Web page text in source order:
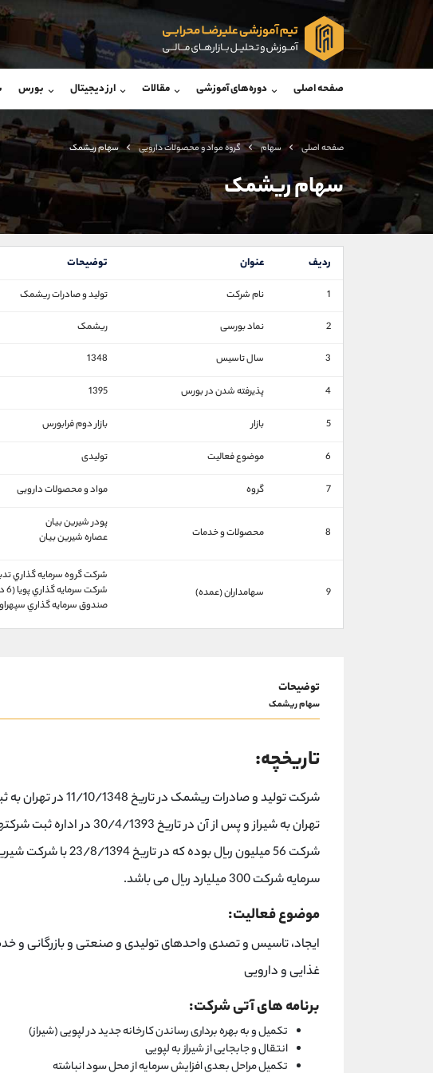
صفحه اصلی دوره‌های آموزشی مقالات ارز دیجیتال بورس
صفحه اصلی سهام گروه مواد و محصولات دارويی سهام ریشمک
سهام ریشمک
ردیف عنوان توضیحات
1 نام شرکت
تولید و صادرات ریشمک
2
نماد بورسی
ریشمک
3
سال تاسیس 1348
4 پذیرفته شدن در بورس 1395
5 بازار بازار دوم فرابورس
6 موضوع فعالیت تولیدی
7 گروه مواد و محصولات دارویی
8 محصولات و خدمات
پودر شیرین بیان
عصاره شیرین بیان
9 سهامداران (عمده)
شركت گروه سرمايه گذاري تدبير (31
شركت سرمايه گذاري پويا (6 درصد)
صندوق سرمايه گذاري سپهراول
توضیحات
سهام ریشمک
تاریخچه:
تهران به شیراز و پس از آن در
شرکت 56 میلیون ریال
سرمایه شرکت 300 میلیارد ریال می باشد.
موضوع فعالیت:
ایجاد، تاسیس و تصدی واحدهای تولیدی و صنعتی و بازرگانی و
غذایی و دارویی
برنامه های آتی شرکت:
تکمیل و به بهره برداری رساندن کارخانه جدید در لپویی (شیراز)
انتقال و جابجایی از شیراز به لپویی
تکمیل مراحل بعدی افزایش سرمایه از محل سود انباشته
واتساپ شروع گفتگو
@Armteam_admin_por
داخلی 107
واتساپ
تلگرام
اطلاعات تماس (دفتر فروش)
تلفن
بدون پیش شماره
کانال بله